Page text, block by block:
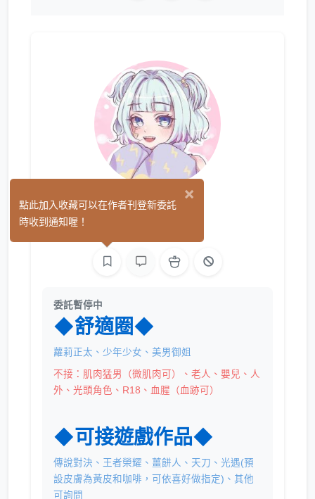
李蘿拉
委託暫停中
◆舒適圈◆
蘿莉正太、少年少女、美男御姐
不接：肌肉猛男（微肌肉可）、老人、嬰兒、人
外、光頭角色、R18、血腥（血跡可）
◆可接遊戲作品◆
傳說對決、王者榮耀、薑餅人、天刀、光遇(預
設皮膚為黃皮和咖啡，可依喜好做指定)、其他
可詢問
×
點此加入收藏可以在作者刊登新委託
時收到通知喔！